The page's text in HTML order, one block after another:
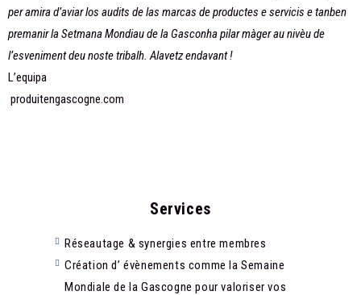
per amira d’aviar los audits de las marcas de productes e servicis e tanben
premanir la Setmana Mondiau de la Gasconha pilar màger au nivèu de
l’esveniment deu noste tribalh. Alavetz endavant !
L’equipa
produitengascogne.com
Services​
Réseautage & synergies entre membres
Création d’ évènements comme la Semaine
Mondiale de la Gascogne pour valoriser vos